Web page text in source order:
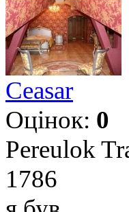
Ceasar
Оцінок: 0
Pereulok
1786